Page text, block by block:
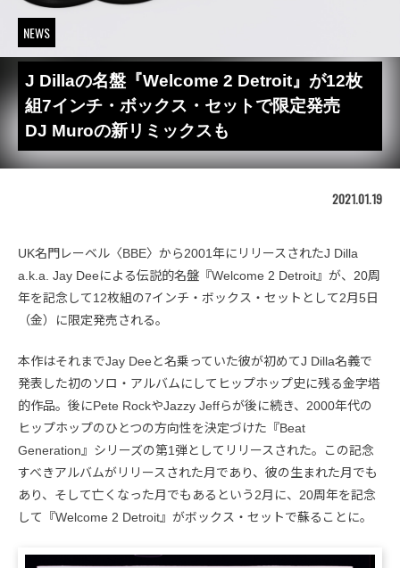
NEWS
J Dillaの名盤『Welcome 2 Detroit』が12枚
組7インチ・ボックス・セットで限定発売
DJ Muroの新リミックスも
2021.01.19
UK名門レーベル〈BBE〉から2001年にリリースされたJ Dilla
a.k.a. Jay Deeによる伝説的名盤『Welcome 2 Detroit』が、20周
年を記念して12枚組の7インチ・ボックス・セットとして2月5日
（金）に限定発売される。
本作はそれまでJay Deeと名乗っていた彼が初めてJ Dilla名義で
発表した初のソロ・アルバムにしてヒップホップ史に残る金字塔
的作品。後にPete RockやJazzy Jeffらが後に続き、2000年代の
ヒップホップのひとつの方向性を決定づけた『Beat
Generation』シリーズの第1弾としてリリースされた。この記念
すべきアルバムがリリースされた月であり、彼の生まれた月でも
あり、そして亡くなった月でもあるという2月に、20周年を記念
して『Welcome 2 Detroit』がボックス・セットで蘇ることに。